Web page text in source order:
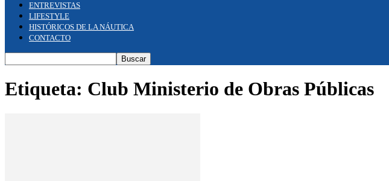
ENTREVISTAS
LIFESTYLE
HISTÓRICOS DE LA NÁUTICA
CONTACTO
Etiqueta: Club Ministerio de Obras Públicas